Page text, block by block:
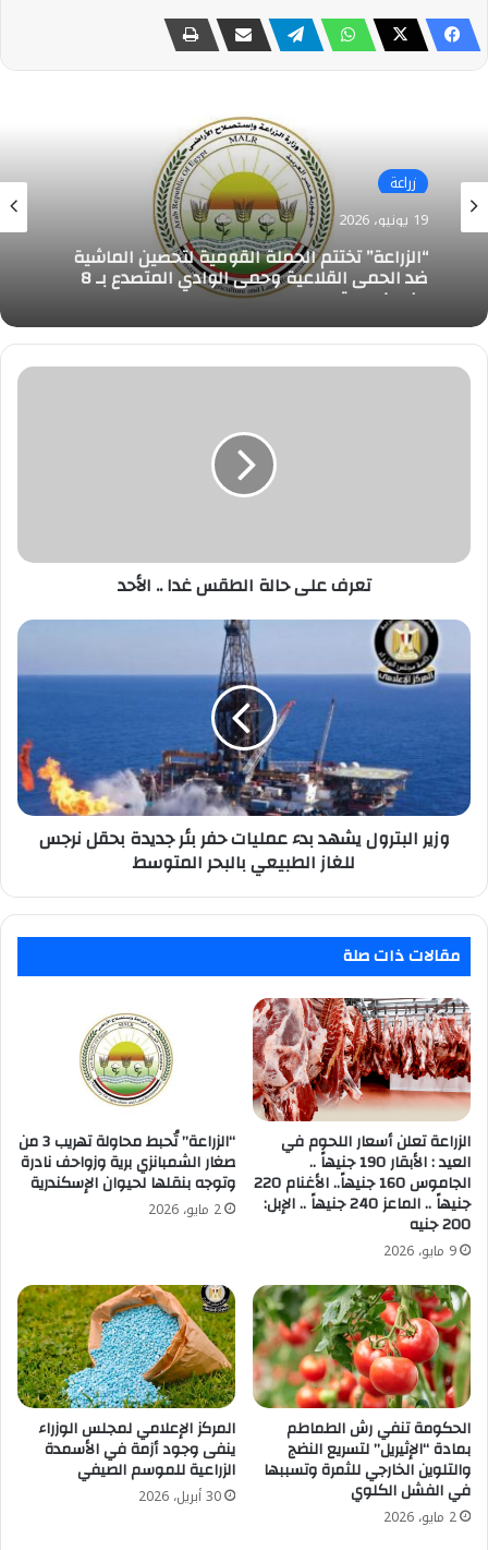
زراعة
19 يونيو، 2026
“الزراعة” تختتم الحملة القومية لتحصين الماشية
ضد الحمى القلاعية وحمى الوادي المتصدع بـ 8
مليون جرعة
تعرف
تعرف على حالة الطقس غدا .. الأحد
وزير
البترول
يشهد
جديدة
بحقل
نرجس
للغاز
بالبحر
وزير البترول يشهد بدء عمليات حفر بئر جديدة بحقل نرجس
للغاز الطبيعي بالبحر المتوسط
مقالات ذات صلة
الزراعة تعلن أسعار اللحوم في
العيد : الأبقار 190 جنيهاً ..
الجاموس 160 جنيهاً.. الأغنام 220
جنيهاً .. الماعز 240 جنيهاً .. الإبل:
200 جنيه
9 مايو، 2026
“الزراعة” تُحبط محاولة تهريب 3 من
صغار الشمبانزي برية وزواحف نادرة
وتوجه بنقلها لحيوان الإسكندرية
2 مايو، 2026
الحكومة تنفي رش الطماطم
بمادة “الإثيريل” لتسريع النضج
والتلوين الخارجي للثمرة وتسببها
في الفشل الكلوي
2 مايو، 2026
المركز الإعلامي لمجلس الوزراء
ينفى وجود أزمة في الأسمدة
الزراعية للموسم الصيفي
30 أبريل، 2026